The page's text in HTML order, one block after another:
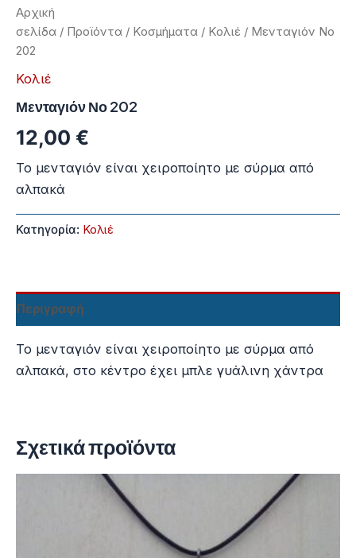
Αρχική
σελίδα / Προϊόντα / Κοσμήματα / Κολιέ / Μενταγιόν Νο
202
Κολιέ
Μενταγιόν Νο 202
12,00 €
Το μενταγιόν είναι χειροποίητο με σύρμα από
αλπακά
Κατηγορία: Κολιέ
Περιγραφή
Το μενταγιόν είναι χειροποίητο με σύρμα από
αλπακά, στο κέντρο έχει μπλε γυάλινη χάντρα
Σχετικά προϊόντα